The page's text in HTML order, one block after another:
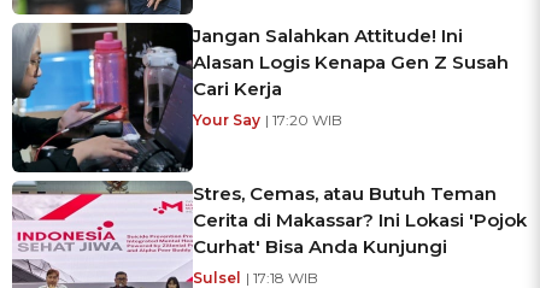
Jangan Salahkan Attitude! Ini
Alasan Logis Kenapa Gen Z Susah
Cari Kerja
Your Say | 17:20 WIB
Stres, Cemas, atau Butuh Teman
Cerita di Makassar? Ini Lokasi 'Pojok
Curhat' Bisa Anda Kunjungi
Sulsel | 17:18 WIB